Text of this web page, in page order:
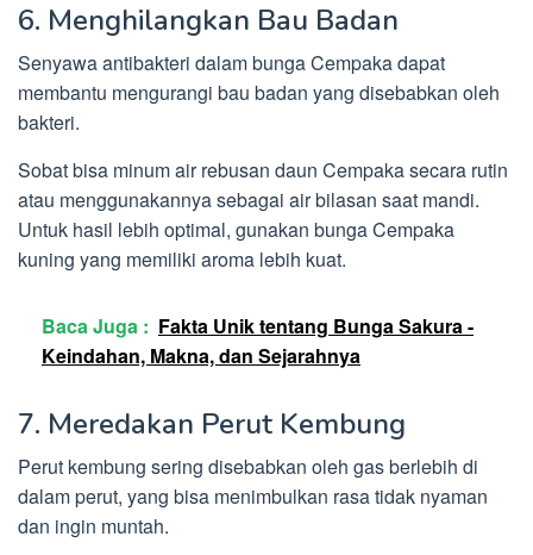
6. Menghilangkan Bau Badan
Senyawa antibakteri dalam bunga Cempaka dapat
membantu mengurangi bau badan yang disebabkan oleh
bakteri.
Sobat bisa minum air rebusan daun Cempaka secara rutin
atau menggunakannya sebagai air bilasan saat mandi.
Untuk hasil lebih optimal, gunakan bunga Cempaka
kuning yang memiliki aroma lebih kuat.
Baca Juga : Fakta Unik tentang Bunga Sakura -
Keindahan, Makna, dan Sejarahnya
7. Meredakan Perut Kembung
Perut kembung sering disebabkan oleh gas berlebih di
dalam perut, yang bisa menimbulkan rasa tidak nyaman
dan ingin muntah.